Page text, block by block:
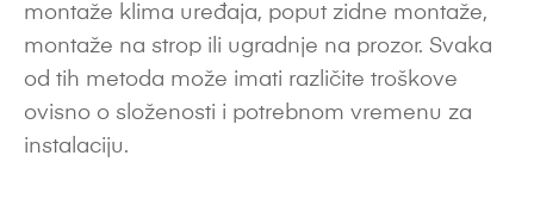
montaže klima uređaja, poput zidne montaže,
montaže na strop ili ugradnje na prozor. Svaka
od tih metoda može imati različite troškove
ovisno o složenosti i potrebnom vremenu za
instalaciju.